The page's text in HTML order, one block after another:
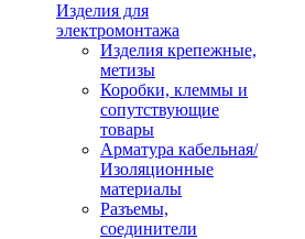
Изделия для
электромонтажа
Изделия крепежные,
метизы
Коробки, клеммы и
сопутствующие
товары
Арматура кабельная/
Изоляционные
материалы
Разъемы,
соединители